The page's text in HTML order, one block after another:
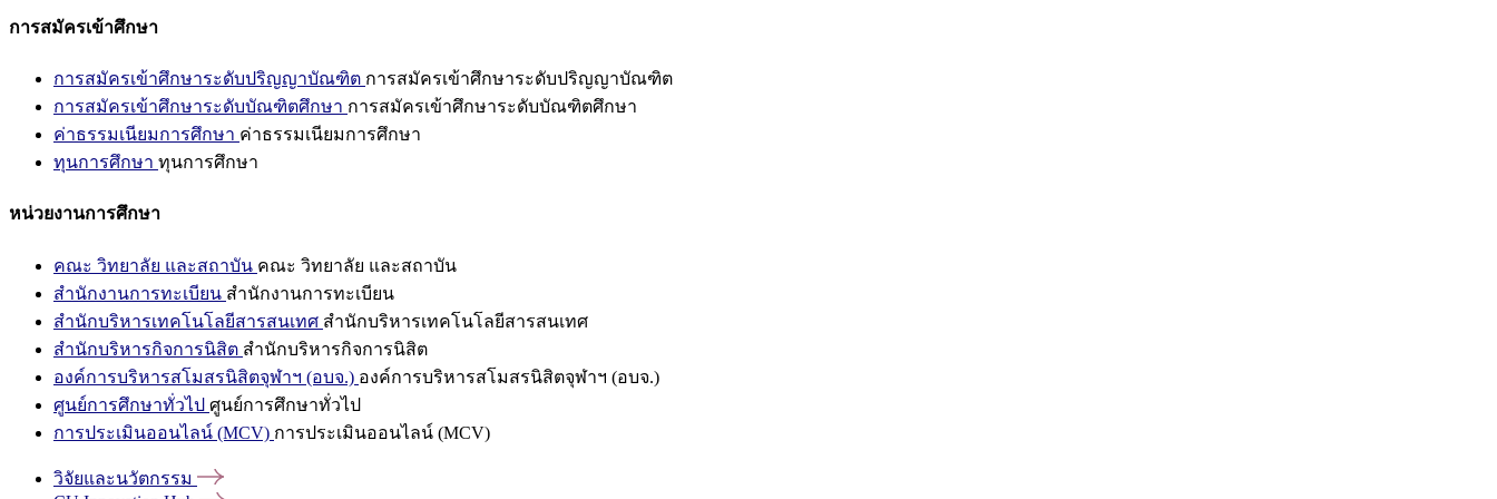
การสมัครเข้าศึกษา
การสมัครเข้าศึกษาระดับปริญญาบัณฑิต การสมัครเข้าศึกษาระดับปริญญาบัณฑิต
การสมัครเข้าศึกษาระดับบัณฑิตศึกษา การสมัครเข้าศึกษาระดับบัณฑิตศึกษา
ค่าธรรมเนียมการศึกษา ค่าธรรมเนียมการศึกษา
ทุนการศึกษา ทุนการศึกษา
หน่วยงานการศึกษา
คณะ วิทยาลัย และสถาบัน คณะ วิทยาลัย และสถาบัน
สำนักงานการทะเบียน สำนักงานการทะเบียน
สำนักบริหารเทคโนโลยีสารสนเทศ สำนักบริหารเทคโนโลยีสารสนเทศ
สำนักบริหารกิจการนิสิต สำนักบริหารกิจการนิสิต
องค์การบริหารสโมสรนิสิตจุฬาฯ (อบจ.) องค์การบริหารสโมสรนิสิตจุฬาฯ (อบจ.)
ศูนย์การศึกษาทั่วไป ศูนย์การศึกษาทั่วไป
การประเมินออนไลน์ (MCV) การประเมินออนไลน์ (MCV)
วิจัยและนวัตกรรม